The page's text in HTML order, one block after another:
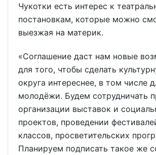
Чукотки есть интерес к
постановкам, которые можно
выезжая на материк.
«Соглашение даст нам новые
для того, чтобы сделать
округа интереснее, в том числе
молодёжи. Будем сотрудничать
организации выставок и
проектов, проведении
классов, просветительских
Планируем подписать такое же